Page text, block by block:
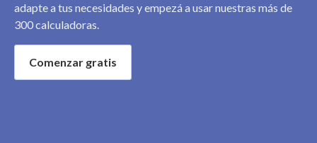
adapte a tus necesidades y empezá a usar nuestras más de
300 calculadoras.
Comenzar gratis